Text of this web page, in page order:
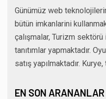
Günümüz web
bütün imkanlarini
çalışmalar, Turizm sektörü
tanıtımlar yapmaktadır.
satış yapılmaktadır.
EN SON ARANANLAR